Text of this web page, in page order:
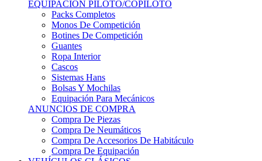
VEHÍCULOS CLÁSICOS
Clásicos De Calle
Clásicos De Competición
Motores
Cajas De Cambio
Carrocería
Suspensiones
Habitáculo
Llantas
Neumáticos
ANUNCIOS DE COMPRA
Compra De Competición
Compra De Calle
Compra De Piezas
KARTING